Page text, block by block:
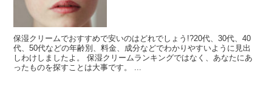
保湿クリームでおすすめで安いのはどれでしょう!?20代、30代、40
代、50代などの年齢別、料金、成分などでわかりやすいように見出
しわけしましたよ。 保湿クリームランキングではなく、あなたにあ
ったものを探すことは大事です。 ...